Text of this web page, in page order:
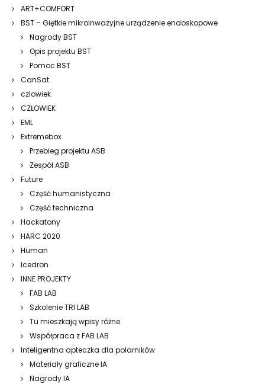
ART+COMFORT
BST – Giętkie mikroinwazyjne urządzenie endoskopowe
Nagrody BST
Opis projektu BST
Pomoc BST
CanSat
czlowiek
CZŁOWIEK
EML
Extremebox
Przebieg projektu ASB
Zespół ASB
Future
Część humanistyczna
Część techniczna
Hackatony
HARC 2020
Human
Icedron
INNE PROJEKTY
FAB LAB
Szkolenie TRI LAB
Tu mieszkają wpisy różne
Współpraca z FAB LAB
Inteligentna apteczka dla polarników
Materiały graficzne IA
Nagrody IA